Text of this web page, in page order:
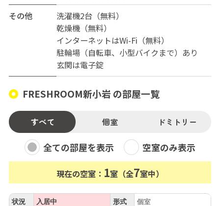
その他
洗濯機2台（無料）
乾燥機（無料）
インターネットはWi-Fi（無料）
駐輪場（自転車、小型バイクまで）あり
玄関は電子錠
FRESHROOM新小岩 の部屋一覧
すべて 個室 ドミトリー
全ての部屋を表示 空室のみ表示
現在の空室： 1室（全7室中）
状況 入居中 形式 個室